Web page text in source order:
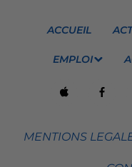
ACCUEIL
EMPLOI
MENTIONS